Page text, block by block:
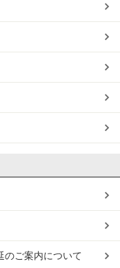
のご案内について